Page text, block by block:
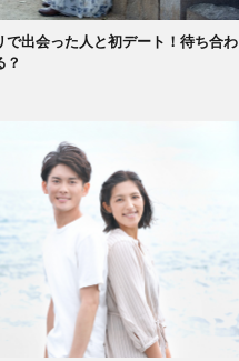
で出会った人と初デート！待ち合わ
？